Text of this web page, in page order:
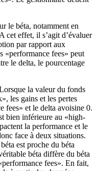
le béta, notamment en
cet effet, il s’agit d’évaluer
par rapport aux
«performance fees» peut
le delta, le pourcentage
la valeur du fonds
les gains et les pertes
fees» et le delta avoisine 0.
bien inférieure au «high-
la performance et le
face à deux situations.
est proche du béta
béta diffère du béta
fees». En fait,